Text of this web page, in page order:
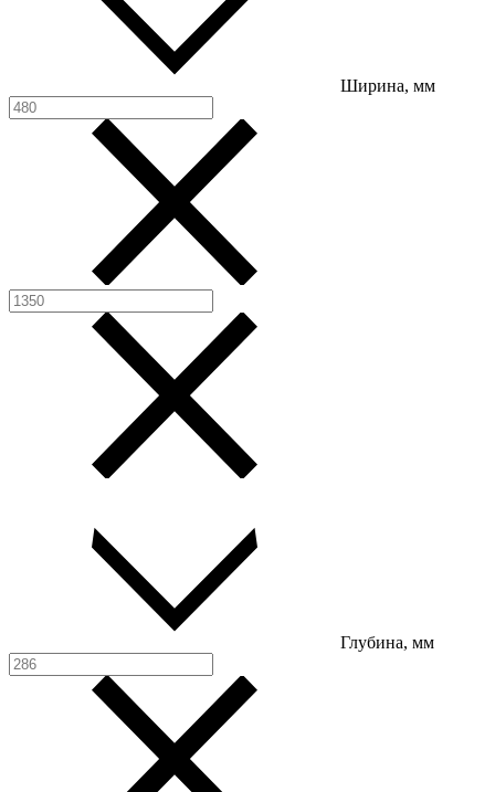
Ширина, мм
Глубина, мм